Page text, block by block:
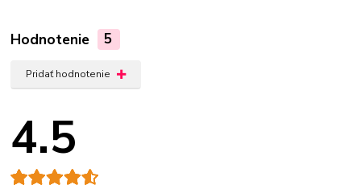
Hodnotenie 5
Pridať hodnotenie
4.5